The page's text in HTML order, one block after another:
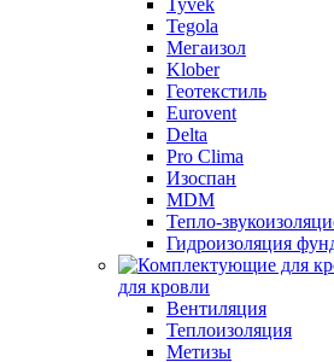
Tegola
Мегаизол
Klober
Геотекстиль
Eurovent
Delta
Pro Clima
Изоспан
MDM
Тепло-
Гидроизоляция
для кровли
Вентиляция
Теплоизоляция
Метизы